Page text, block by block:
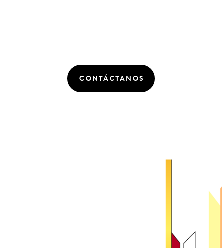
CONTÁCTANOS